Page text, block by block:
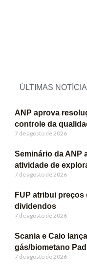
ÚLTIMAS
ANP aprova
controle da
7 de agosto de 2026
Seminário da ANP
atividade de
7 de agosto de 2026
FUP atribui
dividendos
7 de agosto de 2026
Scania e Caio
gás/biometano
7 de agosto de 2026